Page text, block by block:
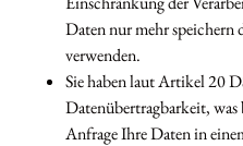
Daten nur mehr speichern
verwenden.
Sie haben laut Artikel 20
Datenübertragbarkeit,
Anfrage Ihre Daten in